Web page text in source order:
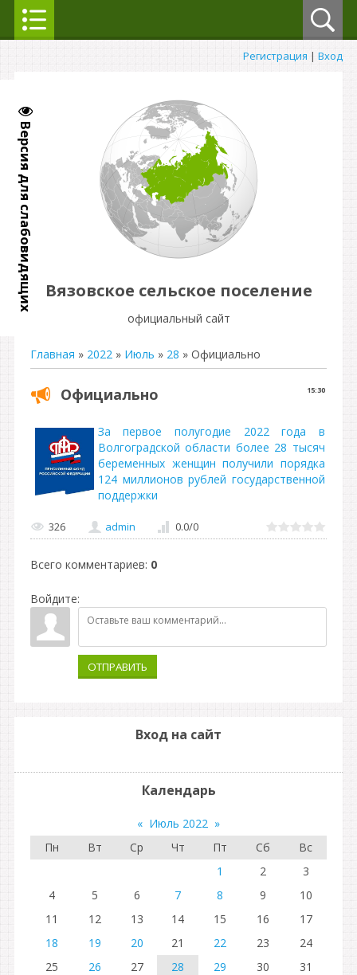
Версия для слабовидящих
Регистрация | Вход
Вязовское сельское поселение
официальный сайт
Главная » 2022 » Июль » 28 » Официально
15:30
Официально
За первое полугодие 2022 года в
Волгоградской области более 28 тысяч
беременных женщин получили порядка
124 миллионов рублей государственной
поддержки
326 admin 0.0/0
Всего комментариев: 0
Войдите:
ОТПРАВИТЬ
Вход на сайт
Календарь
« Июль 2022 »
Пн
Вт Ср Чт Пт Сб
Вс
1
2
3
4
5 6 7 8 9
10
11
12 13 14 15 16
17
18
19 20 21 22 23
24
25
26 27 28 29 30 31